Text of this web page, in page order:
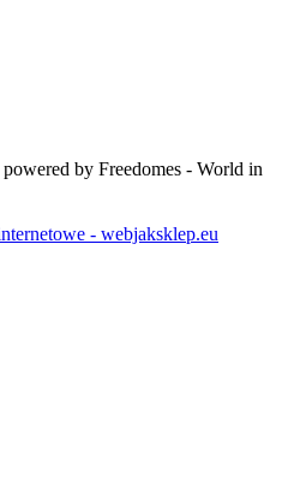
powered by Freedomes - World in